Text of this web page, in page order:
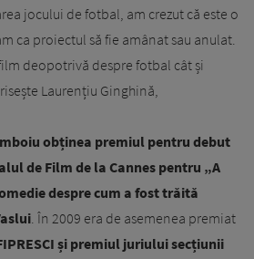
jocului de fotbal, am crezut că este o
ca proiectul să fie amânat sau anulat.
deopotrivă despre fotbal cât și
Laurențiu Ginghină,
obținea premiul pentru debut
de Film de la Cannes pentru „A
despre cum a fost trăită
. În 2009 era de asemenea premiat
și premiul juriului secțiunii